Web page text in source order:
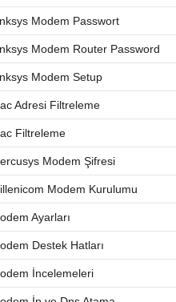
Modem Passwort
Modem Router Password
Modem Setup
Adresi Filtreleme
Filtreleme
Modem Şifresi
Modem Kurulumu
Ayarları
Destek Hatları
İncelemeleri